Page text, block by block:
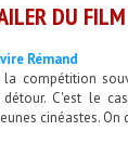
DU
Rémand
compétition
C'est le
cinéastes.